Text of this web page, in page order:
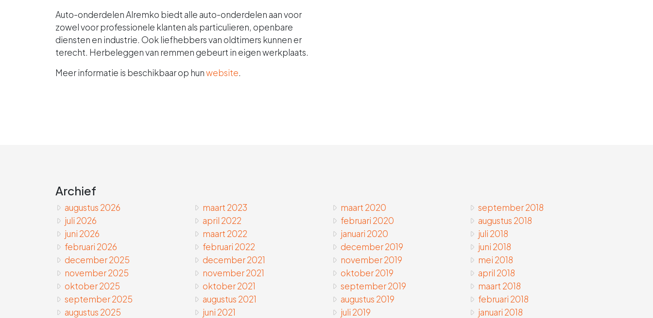
Auto-onderdelen Alremko biedt alle auto-onderdelen aan voor
zowel voor professionele klanten als particulieren, openbare
diensten en industrie. Ook liefhebbers van oldtimers kunnen er
terecht. Herbeleggen van remmen gebeurt in eigen werkplaats.
Meer informatie is beschikbaar op hunwebsite.
Archief
augustus 2026
juli 2026
juni 2026
februari 2026
december 2025
november 2025
oktober 2025
september 2025
augustus 2025
maart 2023
april 2022
maart 2022
februari 2022
december 2021
november 2021
oktober 2021
augustus 2021
juni 2021
maart 2020
februari 2020
januari 2020
december 2019
november 2019
oktober 2019
september 2019
augustus 2019
juli 2019
september 2018
augustus 2018
juli 2018
juni 2018
mei 2018
april 2018
maart 2018
februari 2018
januari 2018